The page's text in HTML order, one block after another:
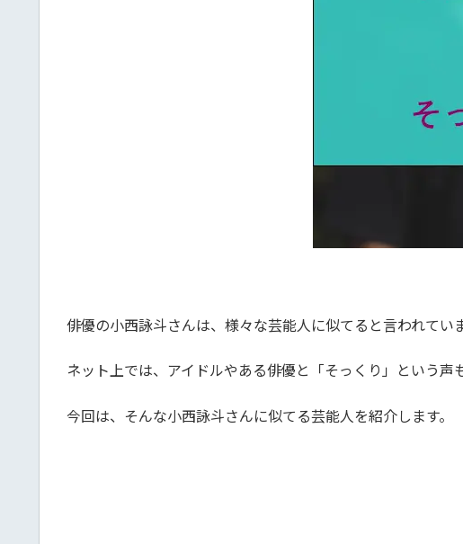
俳優の小西詠斗さんは、様々な芸能人に似てると言われていま
ネット上では、アイドルやある俳優と「そっくり」という声
今回は、そんな小西詠斗さんに似てる芸能人を紹介します。